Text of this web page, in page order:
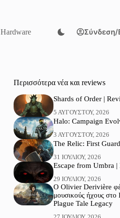
Hardware Σύνδεση/
Περισσότερα νέα και reviews
Shards of Order |
5 ΑΥΓΟΎΣΤΟΥ, 2026
Halo: Campaign
3 ΑΥΓΟΎΣΤΟΥ, 2026
The Relic: First
31 ΙΟΥΛΊΟΥ, 2026
Escape from Umbra |
29 ΙΟΥΛΊΟΥ, 2026
Ο Olivier Derivière
μουσικούς ήχους στο
Plague Tale Legacy